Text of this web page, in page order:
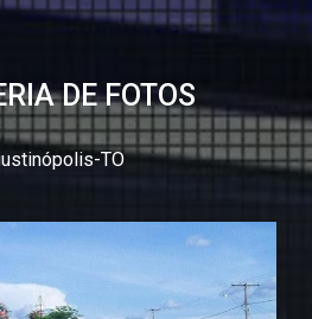
DE FOTOS
TO